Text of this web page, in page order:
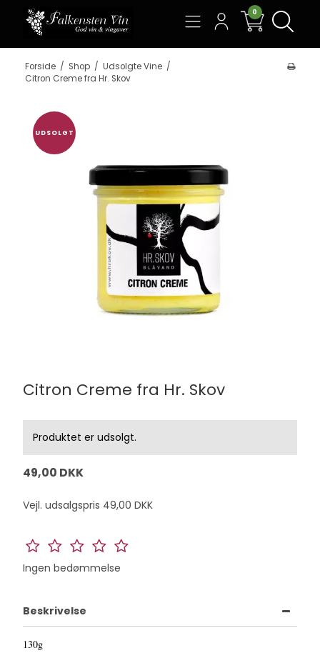
0
Forside / Shop / Udsolgte Vine /
Citron Creme fra Hr. Skov
UDSOLGT
Citron Creme fra Hr. Skov
Produktet er udsolgt.
49,00 DKK
Vejl. udsalgspris 49,00 DKK
Ingen bedømmelse
Beskrivelse
130g